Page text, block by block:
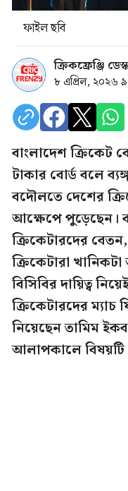
ফাইল ছবি
ক্রিকফ্রেঞ্জি
৮ এপ্রিল, ২০২৬
বাংলাদেশ ক্রিকেট
টাকার বোর্ড বলে
বদৌলতে দেশের
আক্ষেপে পুড়েছেন।
ক্রিকেটারদের
ক্রিকেটারা
বিসিবির দায়িত্ব
ক্রিকেটারদের ম্যাচ
নিয়েছেন তামিম
আলাপকালে বিষয়টি